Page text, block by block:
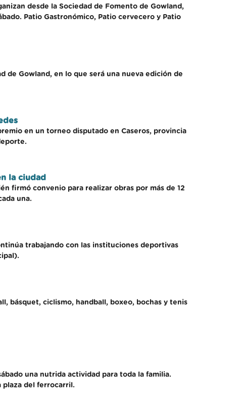
desde la Sociedad de Fomento de Gowland,
Patio Gastronómico, Patio cervecero y Patio
de Gowland, en lo que será una nueva edición de
en un torneo disputado en Caseros, provincia
la ciudad
firmó convenio para realizar obras por más de 12
una.
trabajando con las instituciones deportivas
básquet, ciclismo, handball, boxeo, bochas y tenis
una nutrida actividad para toda la familia.
plaza del ferrocarril.